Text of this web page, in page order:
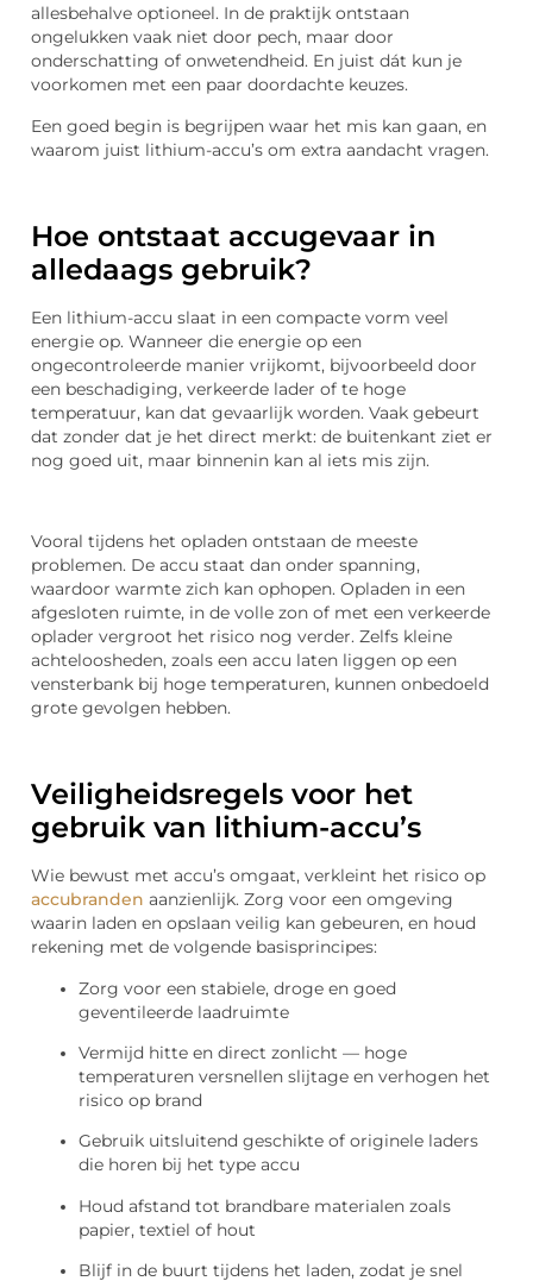
allesbehalve optioneel. In de praktijk ontstaan
ongelukken vaak niet door pech, maar door
onderschatting of onwetendheid. En juist dát kun je
voorkomen met een paar doordachte keuzes.
Een goed begin is begrijpen waar het mis kan gaan, en
waarom juist lithium-accu’s om extra aandacht vragen.
Hoe ontstaat accugevaar in
alledaags gebruik?
Een lithium-accu slaat in een compacte vorm veel
energie op. Wanneer die energie op een
ongecontroleerde manier vrijkomt, bijvoorbeeld door
een beschadiging, verkeerde lader of te hoge
temperatuur, kan dat gevaarlijk worden. Vaak gebeurt
dat zonder dat je het direct merkt: de buitenkant ziet er
nog goed uit, maar binnenin kan al iets mis zijn.
Vooral tijdens het opladen ontstaan de meeste
problemen. De accu staat dan onder spanning,
waardoor warmte zich kan ophopen. Opladen in een
afgesloten ruimte, in de volle zon of met een verkeerde
oplader vergroot het risico nog verder. Zelfs kleine
achteloosheden, zoals een accu laten liggen op een
vensterbank bij hoge temperaturen, kunnen onbedoeld
grote gevolgen hebben.
Veiligheidsregels voor het
gebruik van lithium-accu’s
Wie bewust met accu’s omgaat, verkleint het risico op
accubranden aanzienlijk. Zorg voor een omgeving
waarin laden en opslaan veilig kan gebeuren, en houd
rekening met de volgende basisprincipes:
Zorg voor een stabiele, droge en goed
geventileerde laadruimte
Vermijd hitte en direct zonlicht — hoge
temperaturen versnellen slijtage en verhogen het
risico op brand
Gebruik uitsluitend geschikte of originele laders
die horen bij het type accu
Houd afstand tot brandbare materialen zoals
papier, textiel of hout
Blijf in de buurt tijdens het laden, zodat je snel